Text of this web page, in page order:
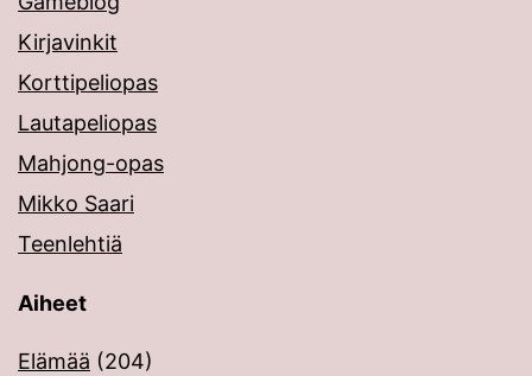
Kirjavinkit
Korttipeliopas
Lautapeliopas
Mahjong-opas
Mikko Saari
Teenlehtiä
Aiheet
Elämää (204)